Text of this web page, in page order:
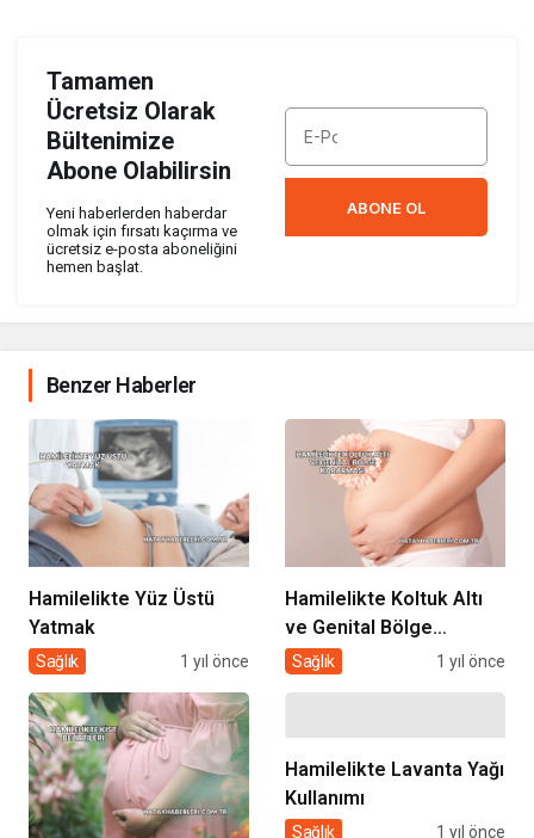
Tamamen
Ücretsiz Olarak
Bültenimize
Abone Olabilirsin
Yeni haberlerden haberdar
olmak için fırsatı kaçırma ve
ücretsiz e-posta aboneliğini
hemen başlat.
ABONE OL
Benzer Haberler
Hamilelikte Yüz Üstü
Yatmak
Sağlık 1 yıl önce
Hamilelikte Koltuk Altı
ve Genital Bölge
Kararması
Sağlık 1 yıl önce
Hamilelikte Lavanta Yağı
Kullanımı
Sağlık 1 yıl önce